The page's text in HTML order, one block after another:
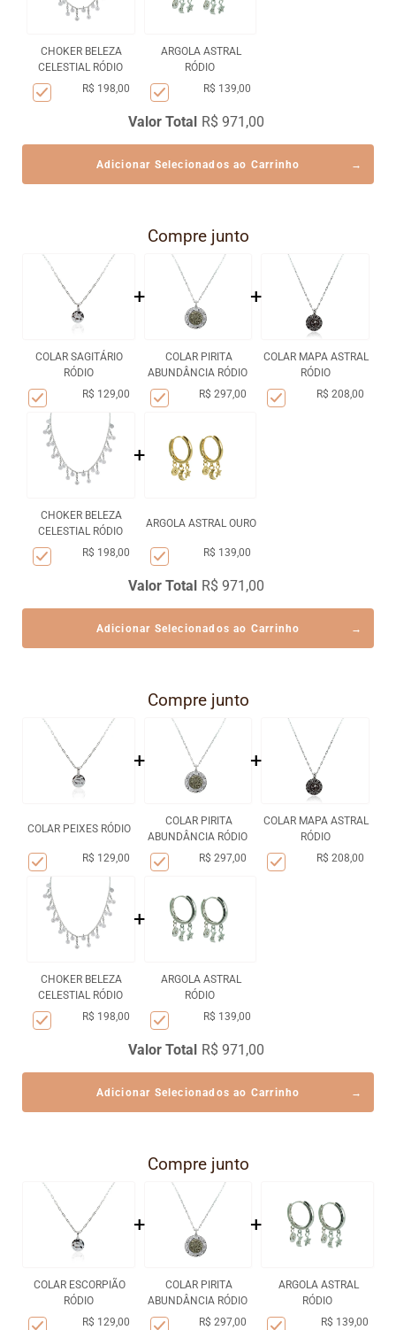
CHOKER BELEZA
CELESTIAL RÓDIO
R$ 198,00
ARGOLA ASTRAL
RÓDIO
R$ 139,00
Valor Total R$ 971,00
Adicionar Selecionados ao Carrinho
Compre junto
COLAR SAGITÁRIO
RÓDIO
R$ 129,00
+
COLAR PIRITA
ABUNDÂNCIA RÓDIO
R$ 297,00
+
COLAR MAPA ASTRAL
RÓDIO
R$ 208,00
CHOKER BELEZA
CELESTIAL RÓDIO
R$ 198,00
+
ARGOLA ASTRAL OURO
R$ 139,00
Valor Total R$ 971,00
Adicionar Selecionados ao Carrinho
Compre junto
COLAR PEIXES RÓDIO
R$ 129,00
+
COLAR PIRITA
ABUNDÂNCIA RÓDIO
R$ 297,00
+
COLAR MAPA ASTRAL
RÓDIO
R$ 208,00
CHOKER BELEZA
CELESTIAL RÓDIO
R$ 198,00
+
ARGOLA ASTRAL
RÓDIO
R$ 139,00
Valor Total R$ 971,00
Adicionar Selecionados ao Carrinho
Compre junto
COLAR ESCORPIÃO
RÓDIO
R$ 129,00
+
COLAR PIRITA
ABUNDÂNCIA RÓDIO
R$ 297,00
+
ARGOLA ASTRAL
RÓDIO
R$ 139,00